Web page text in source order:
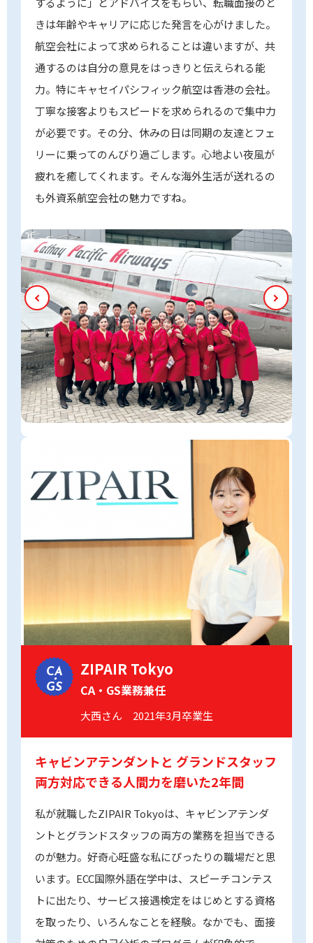
きは年齢やキャリアに応じた発言を心がけました。
航空会社によって求められることは違いますが、共
通するのは自分の意見をはっきりと伝えられる能
力。特にキャセイパシフィック航空は香港の会社。
丁寧な接客よりもスピードを求められるので集中力
が必要です。その分、休みの日は同期の友達とフェ
リーに乗ってのんびり過ごします。心地よい夜風が
疲れを癒してくれます。そんな海外生活が送れるの
も外資系航空会社の魅力ですね。
CA
・
GS
ZIPAIR Tokyo
CA・GS業務兼任
大西さん 2021年3月卒業生
キャビンアテンダントと グランドスタッフ
両方対応できる人間力を磨いた2年間
私が就職したZIPAIR Tokyoは、キャビンアテンダ
ントとグランドスタッフの両方の業務を担当できる
のが魅力。好奇心旺盛な私にぴったりの職場だと思
います。ECC国際外語在学中は、スピーチコンテス
トに出たり、サービス接遇検定をはじめとする資格
を取ったり、いろんなことを経験。なかでも、面接